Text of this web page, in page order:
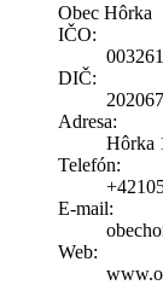
Obec Hôrka
IČO:
DIČ:
Adresa:
Hôrka
Telefón:
E-mail:
Web: